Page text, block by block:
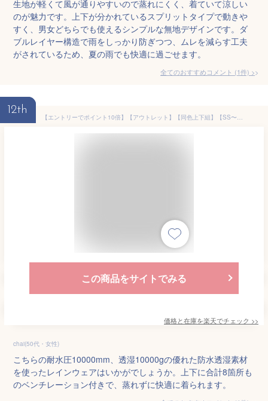
生地が軽くて風が通りやすいので蒸れにくく、着ていて涼しい
のが魅力です。上下が分かれているスプリットタイプで動きや
すく、男女どちらでも使えるシンプルな無地デザインです。ダ
ブルレイヤー構造で雨をしっかり防ぎつつ、ムレを減らす工夫
がされているため、夏の雨でも快適に過ごせます。
全てのおすすめコメント (1件) >
12th
【エントリーでポイント10倍】【アウトレット】【同色上下組】【SS〜3L】「プロノ」オリジナル透湿防水レインウェア上下組(クールレイン)/Prono-1/【WEX 年間 カッパ】* レインウェア 上下 レインスーツ レインコート 梅雨 夏フェス a*
この商品をサイトでみる
価格と在庫を楽天でチェック >>
chai(50代・女性)
こちらの耐水圧10000mm、透湿10000gの優れた防水透湿素材
を使ったレインウェアはいかがでしょうか。上下に合計8箇所も
のベンチレーション付きで、蒸れずに快適に着られます。